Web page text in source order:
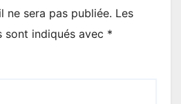
ne sera pas publiée. Les
sont indiqués avec *